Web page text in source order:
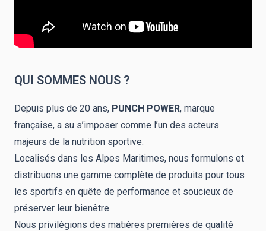
QUI SOMMES NOUS ?
Depuis plus de 20 ans, PUNCH POWER, marque
française, a su s’imposer comme l’un des acteurs
majeurs de la nutrition sportive.
Localisés dans les Alpes Maritimes, nous formulons et
distribuons une gamme complète de produits pour tous
les sportifs en quête de performance et soucieux de
préserver leur bienêtre.
Nous privilégions des matières premières de qualité